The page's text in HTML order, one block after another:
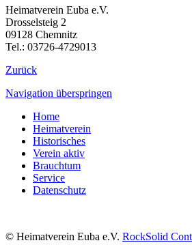
Heimatverein Euba e.V.
Drosselsteig 2
09128 Chemnitz
Tel.: 03726-4729013
Zurück
Navigation überspringen
Home
Heimatverein
Historisches
Verein aktiv
Brauchtum
Service
Datenschutz
© Heimatverein Euba e.V. RockSolid